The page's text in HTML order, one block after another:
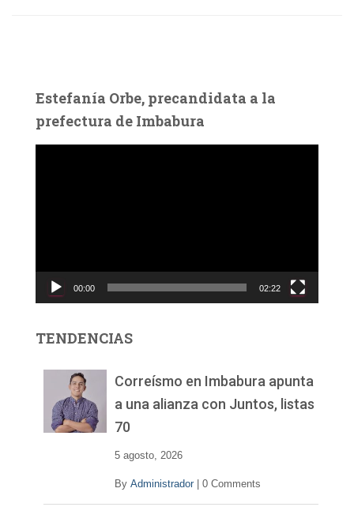
Estefanía Orbe, precandidata a la
prefectura de Imbabura
c
d
00:00 02:22
TENDENCIAS
Correísmo en Imbabura apunta
a una alianza con Juntos, listas
70
5 agosto, 2026
By Administrador 0 Comments